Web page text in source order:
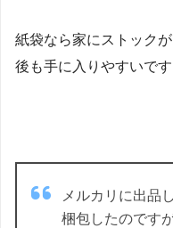
紙袋なら家にストック
後も手に入りやすいです
メルカリに出品
梱包したのです